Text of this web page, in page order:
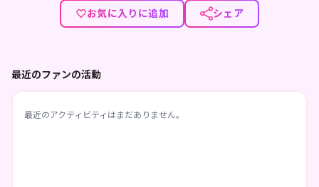
お気に入りに追加
シェア
最近のファンの活動
最近のアクティビティはまだありません。